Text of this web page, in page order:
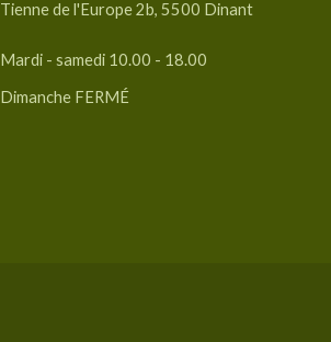
Tienne de l'Europe 2b, 5500 Dinant
Mardi - samedi 10.00 - 18.00
Dimanche FERMÉ